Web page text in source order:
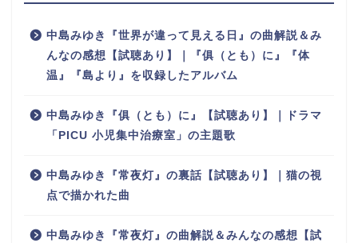
中島みゆき『世界が違って見える日』の曲解説＆み
んなの感想【試聴あり】｜『俱（とも）に』『体
温』『島より』を収録したアルバム
中島みゆき『俱（とも）に』【試聴あり】｜ドラマ
「PICU 小児集中治療室」の主題歌
中島みゆき『常夜灯』の裏話【試聴あり】｜猫の視
点で描かれた曲
中島みゆき『常夜灯』の曲解説＆みんなの感想【試